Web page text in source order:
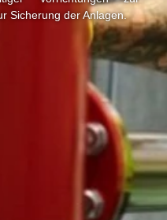
Sicherung der Anlagen.